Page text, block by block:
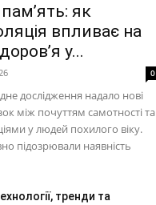
як
впливає на
у...
0
дослідження надало нові
між почуттям самотності та
у людей похилого віку.
підозрювали наявність
тренди та